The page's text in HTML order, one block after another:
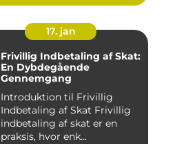
17. jan
Frivillig Indbetaling af Skat:
En Dybdegående
Gennemgang
Introduktion til Frivillig
Indbetaling af Skat Frivillig
indbetaling af skat er en
praksis, hvor enk...